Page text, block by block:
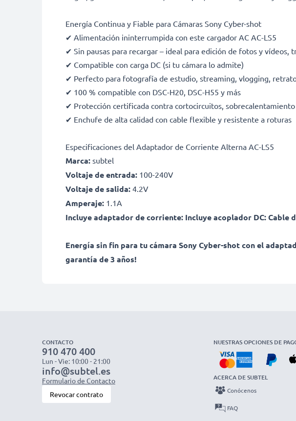
Energía Continua y Fiable para Cámaras Sony Cyber-shot
✔ Alimentación ininterrumpida con este cargador AC AC-LS5
✔ Sin pausas para recargar – ideal para edición de fotos y
✔ Compatible con carga DC (si tu cámara lo admite)
✔ Perfecto para fotografía de estudio, streaming, vlogging,
✔ 100 % compatible con DSC-H20, DSC-H55 y más
✔ Protección certificada contra cortocircuitos,
✔ Enchufe de alta calidad con cable flexible y resistente a roturas
Especificaciones del Adaptador de Corriente Alterna AC-LS5
Marca: subtel
Voltaje de entrada: 100-240V
Voltaje de salida: 4.2V
Amperaje: 1.1A
Incluye adaptador de corriente: Incluye acoplador DC:Cable
Energía sin fin para tu cámara Sony Cyber-shot con el
garantía de 3 años!
CONTACTO
910 470 400
Lun - Vie: 10:00 - 21:00
info@subtel.es
Formulario de Contacto
Revocar contrato
NUESTRAS OPCIONES DE
ACERCA DE SUBTEL
Conócenos
FAQ